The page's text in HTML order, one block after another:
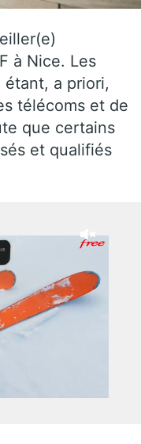
à Nice. Les
étant, a priori,
télécoms et de
que certains
et qualifiés